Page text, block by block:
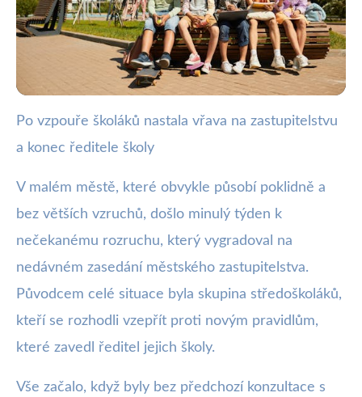
webya.cz
Školáci vyvolali bouři, ředitel
rezignoval po zasedání
· 3 min čtení · Autor: Milan Jiránek
Po vzpouře školáků nastala vřava na zastupitelstvu
a konec ředitele školy
V malém městě, které obvykle působí poklidně a
bez větších vzruchů, došlo minulý týden k
nečekanému rozruchu, který vygradoval na
nedávném zasedání městského zastupitelstva.
Původcem celé situace byla skupina středoškoláků,
kteří se rozhodli vzepřít proti novým pravidlům,
které zavedl ředitel jejich školy.
Vše začalo, když byly bez předchozí konzultace s